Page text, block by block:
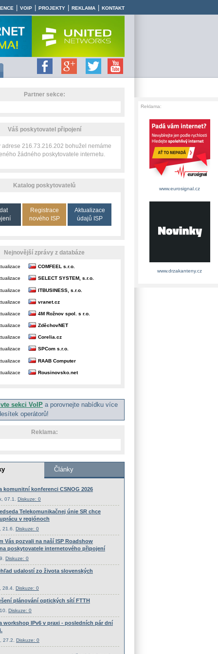
VOIP PROJEKTY REKLAMA KONTAKT
Partner sekce:
Váš poskytovatel připojení
adrese 216.73.216.202 bohužel nemáme
žádného poskytovatele internetu.
Katalog poskytovatelů
Registrace
nového ISP
Aktualizace
údajů ISP
Nejnovější zprávy z databáze
COMFEEL s.r.o.
SELECT SYSTEM, s.r.o.
ITBUSINESS, s.r.o.
vranet.cz
4M Rožnov spol. s r.o.
ZděchovNET
Corelia.cz
SPCom s.r.o.
RAAB Computer
Rousinovsko.net
sekci VoIP a porovnejte nabídku více
operátorů!
Reklama:
Reklama:
www.eurosignal.cz
www.drzakanteny.cz